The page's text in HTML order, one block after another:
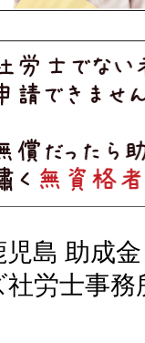
児島 助成
社労士事